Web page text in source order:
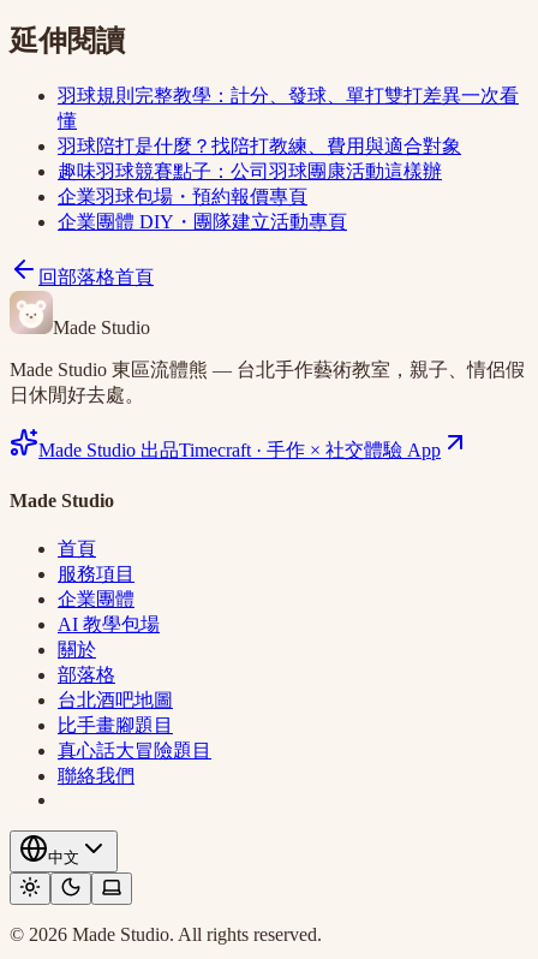
延伸閱讀
羽球規則完整教學：計分、發球、單打雙打差異一次看
懂
羽球陪打是什麼？找陪打教練、費用與適合對象
趣味羽球競賽點子：公司羽球團康活動這樣辦
企業羽球包場・預約報價專頁
企業團體 DIY・團隊建立活動專頁
回部落格首頁
Made Studio
Made Studio 東區流體熊 — 台北手作藝術教室，親子、情侶假
日休閒好去處。
Made Studio 出品Timecraft · 手作 × 社交體驗 App
Made Studio
首頁
服務項目
企業團體
AI 教學包場
關於
部落格
台北酒吧地圖
比手畫腳題目
真心話大冒險題目
聯絡我們
中文
© 2026 Made Studio. All rights reserved.